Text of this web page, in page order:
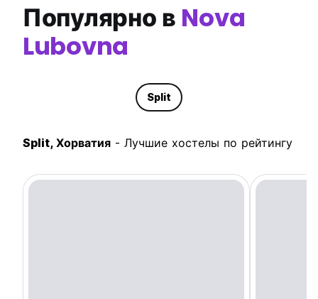
Популярно в Nova
Lubovna
Split
Split, Хорватия - Лучшие хостелы по рейтингу